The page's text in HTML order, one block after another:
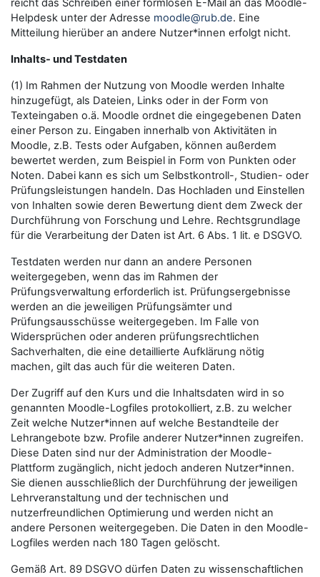
reicht das Schreiben einer formlosen E-Mail an das Moodle-
Helpdesk unter der Adresse moodle@rub.de. Eine
Mitteilung hierüber an andere Nutzer*innen erfolgt nicht.
Inhalts- und Testdaten
(1) Im Rahmen der Nutzung von Moodle werden Inhalte
hinzugefügt, als Dateien, Links oder in der Form von
Texteingaben o.ä. Moodle ordnet die eingegebenen Daten
einer Person zu. Eingaben innerhalb von Aktivitäten in
Moodle, z.B. Tests oder Aufgaben, können außerdem
bewertet werden, zum Beispiel in Form von Punkten oder
Noten. Dabei kann es sich um Selbstkontroll-, Studien- oder
Prüfungsleistungen handeln. Das Hochladen und Einstellen
von Inhalten sowie deren Bewertung dient dem Zweck der
Durchführung von Forschung und Lehre. Rechtsgrundlage
für die Verarbeitung der Daten ist Art. 6 Abs. 1 lit. e DSGVO.
Testdaten werden nur dann an andere Personen
weitergegeben, wenn das im Rahmen der
Prüfungsverwaltung erforderlich ist. Prüfungsergebnisse
werden an die jeweiligen Prüfungsämter und
Prüfungsausschüsse weitergegeben. Im Falle von
Widersprüchen oder anderen prüfungsrechtlichen
Sachverhalten, die eine detaillierte Aufklärung nötig
machen, gilt das auch für die weiteren Daten.
Der Zugriff auf den Kurs und die Inhaltsdaten wird in so
genannten Moodle-Logfiles protokolliert, z.B. zu welcher
Zeit welche Nutzer*innen auf welche Bestandteile der
Lehrangebote bzw. Profile anderer Nutzer*innen zugreifen.
Diese Daten sind nur der Administration der Moodle-
Plattform zugänglich, nicht jedoch anderen Nutzer*innen.
Sie dienen ausschließlich der Durchführung der jeweiligen
Lehrveranstaltung und der technischen und
nutzerfreundlichen Optimierung und werden nicht an
andere Personen weitergegeben. Die Daten in den Moodle-
Logfiles werden nach 180 Tagen gelöscht.
Gemäß Art. 89 DSGVO dürfen Daten zu wissenschaftlichen